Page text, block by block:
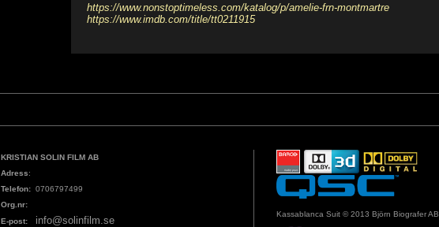
https://www.nonstoptimeless.com/katalog/p/amelie-frn-montmartre
https://www.imdb.com/title/tt0211915
KRISTIAN SOLIN FILM AB
Adress:
Telefon: 0706797499
Org.nr:
E-post:
info@solinfilm.se
Kassablanca Suit © 2013 Björn Biografer AB